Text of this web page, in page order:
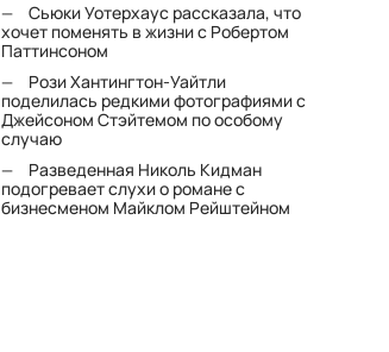
Сьюки Уотерхаус рассказала, что
хочет поменять в жизни с Робертом
Паттинсоном
Рози Хантингтон-Уайтли
поделилась редкими фотографиями с
Джейсоном Стэйтемом по особому
случаю
Разведенная Николь Кидман
подогревает слухи о романе с
бизнесменом Майклом Рейштейном